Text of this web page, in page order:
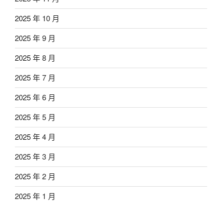
2025 年 10 月
2025 年 9 月
2025 年 8 月
2025 年 7 月
2025 年 6 月
2025 年 5 月
2025 年 4 月
2025 年 3 月
2025 年 2 月
2025 年 1 月